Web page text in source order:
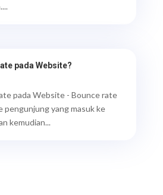
pada Website?
pada Website - Bounce rate
pengunjung yang masuk ke
kemudian...